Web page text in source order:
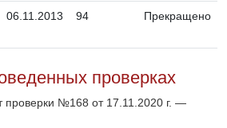
06.11.2013 94 Прекращено
проверках
проверки №168 от 17.11.2020 г. —